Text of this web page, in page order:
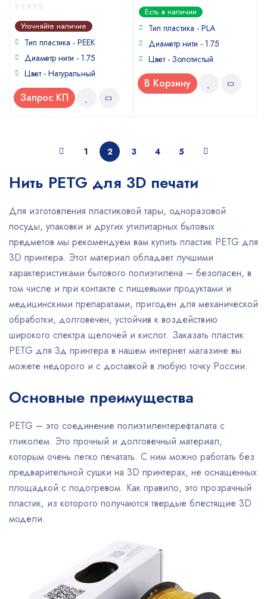
0
out
of
Уточняйте наличие
Тип пластика - PEEK
Диаметр нити - 1.75
Цвет - Натуральный
Запрос КП
0
out
of
Есть в наличии
Тип пластика - PLA
Диаметр нити - 1.75
Цвет - Золотистый
В Корзину
1 2 3 4 5
Нить PETG для 3D печати
Для изготовления пластиковой тары, одноразовой
посуды, упаковки и других утилитарных бытовых
предметов мы рекомендуем вам купить пластик PETG для
3D принтера. Этот материал обладает лучшими
характеристиками бытового полиэтилена – безопасен, в
том числе и при контакте с пищевыми продуктами и
медицинскими препаратами, пригоден для механической
обработки, долговечен, устойчив к воздействию
широкого спектра щелочей и кислот. Заказать пластик
PETG для 3д принтера в нашем интернет магазине вы
можете недорого и с доставкой в любую точку России.
Основные преимущества
PETG – это соединение полиэтилентерефталата с
гликолем. Это прочный и долговечный материал,
которым очень легко печатать. С ним можно работать без
предварительной сушки на 3D принтерах, не оснащенных
площадкой с подогревом. Как правило, это прозрачный
пластик, из которого получаются твердые блестящие 3D
модели.